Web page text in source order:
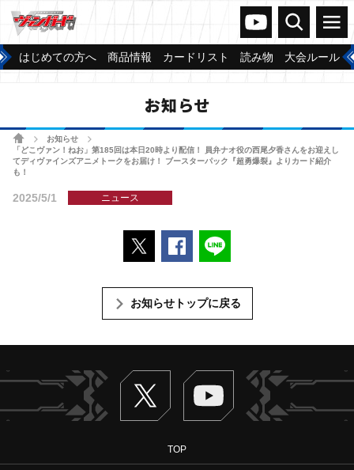
ヴァンガードch
検索 メニュー
はじめての方へ 商品情報 カードリスト 読み物 大会ルール
お知らせ
ホームお知らせ
「どこヴァン！ねお」第185回は本日20時より配信！ 員弁ナオ役の西尾夕香さんをお迎えし
てディヴァインズアニメトークをお届け！ ブースターパック『超勇爆裂』よりカード紹介
も！
2025/5/1 ニュース
ポストするFacebookでシェアする
お知らせトップに戻る
Twitter ヴァンガードch
TOP